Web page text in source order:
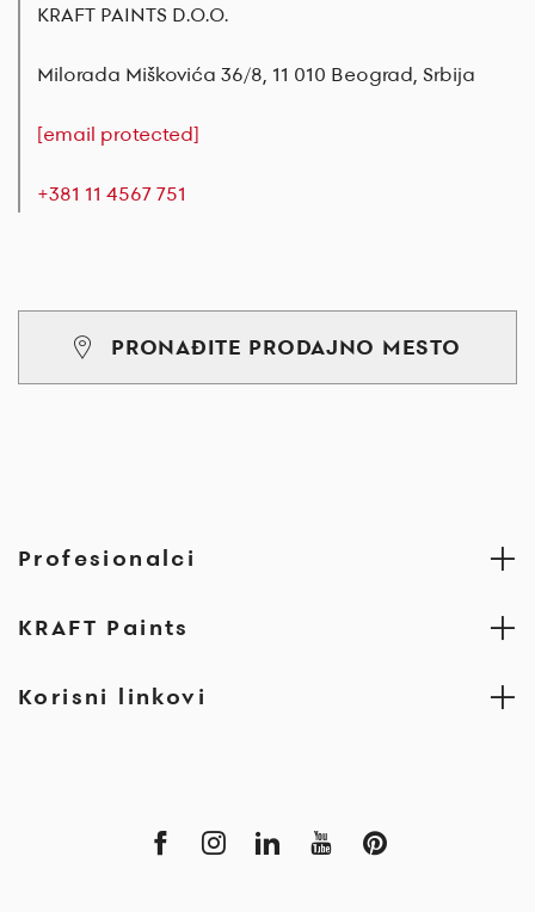
KRAFT PAINTS D.O.O.
Milorada Miškovića 36/8, 11 010 Beograd, Srbija
[email protected]
+381 11 4567 751
PRONAĐITE PRODAJNO MESTO
Profesionalci
KRAFT Paints
Korisni linkovi